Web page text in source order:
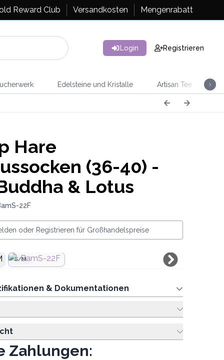
Reward Club Versandkosten Mengenrabatt
Login Registrieren
Edelsteine und Kristalle Artisan Tee
Hare
(36-40) -
& Lotus
22F
oder Registrieren für Großhandelspreise
S/M
& Dokumentationen
Zahlungen: